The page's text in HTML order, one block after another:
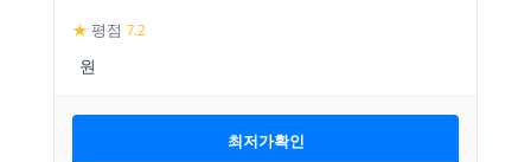
★ 평점 7.2
최저가확인